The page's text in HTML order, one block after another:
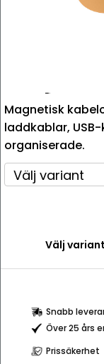
Magnetisk
laddkablar,
organiserade.
Välj
Snabb
Över 25 års
Prissäkerhet